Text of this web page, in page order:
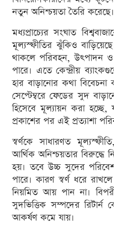
নতুন অনিশ্চয়তা তৈরি করেছে।
মধ্যপ্রাচ্যের সংঘাত
মূল্যস্ফীতির ঝুঁকিও
থাকলে পরিবহন, উৎপাদন ও
পারে। এতে কেন্দ্রীয়
হার বাড়ানোর কথা বিবেচনা
সেপ্টেম্বরে ফেডের সুদ
হিসেবে মূল্যায়ন করা
প্রকাশের পর এই প্রত্যাশা
স্বর্ণকে সাধারণত
আর্থিক অনিশ্চয়তার বিরুদ্ধে
হয়। তবে উচ্চ সুদের
পারে। কারণ স্বর্ণ ধরে
নিয়মিত আয় পান না।
সুদভিত্তিক সম্পদের রিটার্ন
আকর্ষণ কমে যায়।